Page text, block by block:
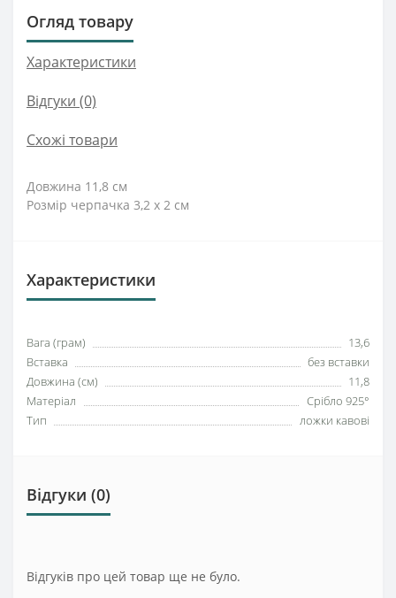
Огляд товару
Характеристики
Відгуки (0)
Схожі товари
Довжина 11,8 см
Розмір черпачка 3,2 х 2 см
Характеристики
Вага (грам)
13,6
Вставка
без вставки
Довжина (см)
11,8
Матеріал
Срібло 925°
Тип
ложки кавові
Відгуки (0)
Відгуків про цей товар ще не було.